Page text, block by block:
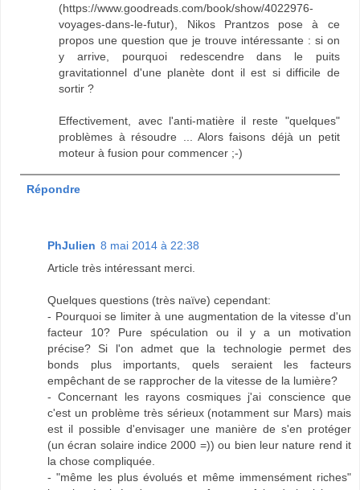
(https://www.goodreads.com/book/show/4022976-
voyages-dans-le-futur), Nikos Prantzos pose à ce
propos une question que je trouve intéressante : si on
y arrive, pourquoi redescendre dans le puits
gravitationnel d'une planète dont il est si difficile de
sortir ?
Effectivement, avec l'anti-matière il reste "quelques"
problèmes à résoudre ... Alors faisons déjà un petit
moteur à fusion pour commencer ;-)
Répondre
PhJulien 8 mai 2014 à 22:38
Article très intéressant merci.
Quelques questions (très naïve) cependant:
- Pourquoi se limiter à une augmentation de la vitesse d'un
facteur 10? Pure spéculation ou il y a un motivation
précise? Si l'on admet que la technologie permet des
bonds plus importants, quels seraient les facteurs
empêchant de se rapprocher de la vitesse de la lumière?
- Concernant les rayons cosmiques j'ai conscience que
c'est un problème très sérieux (notamment sur Mars) mais
est il possible d'envisager une manière de s'en protéger
(un écran solaire indice 2000 =)) ou bien leur nature rend it
la chose compliquée.
- "même les plus évolués et même immensément riches"